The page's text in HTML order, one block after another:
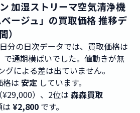
加湿ストリーマ空気清浄機
ージュ」の買取価格 推移デ
）
分の日次データでは、買取価格は
で通期横ばいでした。値動きが無
グによる差は出ていません。
格は 安定 しています。
（¥29,000）、2位は 森森買取
は ¥2,800 です。